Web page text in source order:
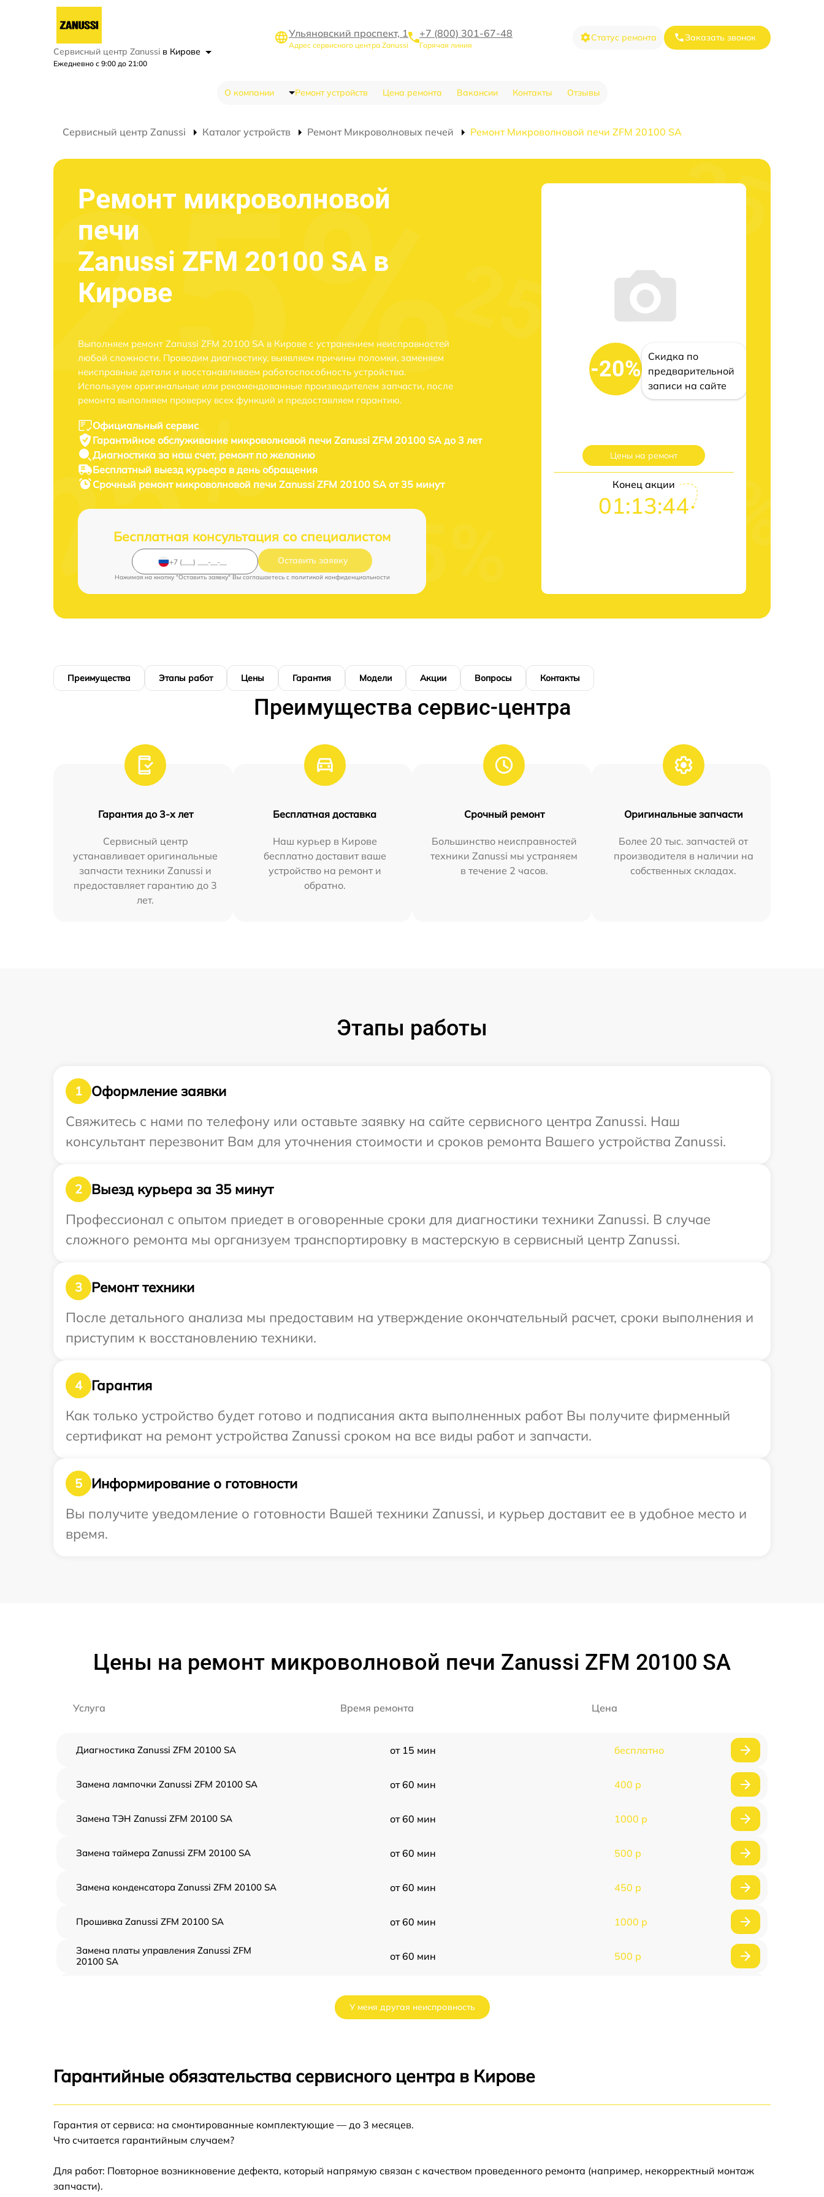
Сервисный центр Zanussi в Кирове
Ежедневно с 9:00 до 21:00
Ульяновский проспект, 1
Адрес сервисного центра Zanussi
+7 (800) 301-67-48
Горячая линия
Статус ремонта Заказать звонок
О компании Ремонт устройств Цена ремонта Вакансии Контакты Отзывы
Сервисный центр Zanussi Каталог устройств Ремонт Микроволновых печей Ремонт Микроволновой печи ZFM 20100 SA
Ремонт микроволновой
печи
Zanussi ZFM 20100 SA в
Кирове
Выполняем ремонт Zanussi ZFM 20100 SA в Кирове с устранением неисправностей
любой сложности. Проводим диагностику, выявляем причины поломки, заменяем
неисправные детали и восстанавливаем работоспособность устройства.
Используем оригинальные или рекомендованные производителем запчасти, после
ремонта выполняем проверку всех функций и предоставляем гарантию.
Официальный сервис
Гарантийное обслуживание микроволновой печи Zanussi ZFM 20100 SA до 3 лет
Диагностика за наш счет, ремонт по желанию
Бесплатный выезд курьера в день обращения
Срочный ремонт микроволновой печи Zanussi ZFM 20100 SA от 35 минут
Бесплатная консультация со специалистом
Оставить заявку
Нажимая на кнопку "Оставить заявку" Вы соглашаетесь c политикой конфиденциальности
-20%
Скидка по
предварительной
записи на сайте
Цены на ремонт
Конец акции
01:13:43
Преимущества Этапы работ Цены Гарантия Модели Акции Вопросы Контакты
Преимущества сервис-центра
Гарантия до 3-х лет
Сервисный центр
устанавливает оригинальные
запчасти техники Zanussi и
предоставляет гарантию до 3
лет.
Бесплатная доставка
Наш курьер в Кирове
бесплатно доставит ваше
устройство на ремонт и
обратно.
Срочный ремонт
Большинство неисправностей
техники Zanussi мы устраняем
в течение 2 часов.
Оригинальные запчасти
Более 20 тыс. запчастей от
производителя в наличии на
собственных складах.
Этапы работы
1
Оформление заявки
Свяжитесь с нами по телефону или оставьте заявку на сайте сервисного центра Zanussi. Наш
консультант перезвонит Вам для уточнения стоимости и сроков ремонта Вашего устройства Zanussi.
2
Выезд курьера за 35 минут
Профессионал с опытом приедет в оговоренные сроки для диагностики техники Zanussi. В случае
сложного ремонта мы организуем транспортировку в мастерскую в сервисный центр Zanussi.
3
Ремонт техники
После детального анализа мы предоставим на утверждение окончательный расчет, сроки выполнения и
приступим к восстановлению техники.
4
Гарантия
Как только устройство будет готово и подписания акта выполненных работ Вы получите фирменный
сертификат на ремонт устройства Zanussi сроком на все виды работ и запчасти.
5
Информирование о готовности
Вы получите уведомление о готовности Вашей техники Zanussi, и курьер доставит ее в удобное место и
время.
Цены на ремонт микроволновой печи Zanussi ZFM 20100 SA
Услуга Время ремонта Цена
Диагностика Zanussi ZFM 20100 SA от 15 мин бесплатно
Замена лампочки Zanussi ZFM 20100 SA от 60 мин 400 р
Замена ТЭН Zanussi ZFM 20100 SA от 60 мин 1000 р
Замена таймера Zanussi ZFM 20100 SA от 60 мин 500 р
Замена конденсатора Zanussi ZFM 20100 SA от 60 мин 450 р
Прошивка Zanussi ZFM 20100 SA от 60 мин 1000 р
Замена платы управления Zanussi ZFM
20100 SA
от 60 мин 500 р
Ремонт волновода Zanussi ZFM 20100 SA от 60 мин
ZFM 20100 SA
Замена блока управления Zanussi ZFM 20100
У меня другая неисправность
Гарантийные обязательства сервисного центра в Кирове
Гарантия от сервиса: на смонтированные комплектующие — до 3 месяцев.
Что считается гарантийным случаем?
Для работ: Повторное возникновение дефекта, который напрямую связан с качеством проведенного ремонта (например, некорректный монтаж
запчасти).